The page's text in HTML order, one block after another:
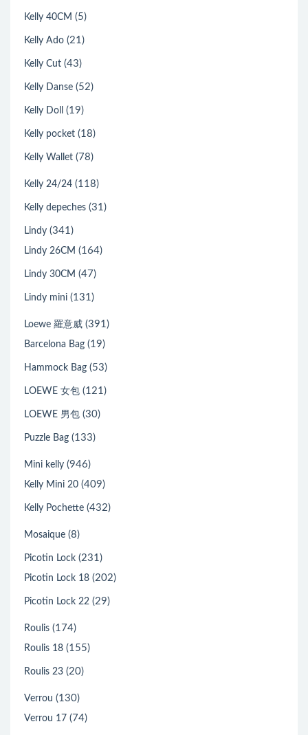
Kelly 40CM (5)
Kelly Ado (21)
Kelly Cut (43)
Kelly Danse (52)
Kelly Doll (19)
Kelly pocket (18)
Kelly Wallet (78)
Kelly 24/24 (118)
Kelly depeches (31)
Lindy (341)
Lindy 26CM (164)
Lindy 30CM (47)
Lindy mini (131)
Loewe 羅意威 (391)
Barcelona Bag (19)
Hammock Bag (53)
LOEWE 女包 (121)
LOEWE 男包 (30)
Puzzle Bag (133)
Mini kelly (946)
Kelly Mini 20 (409)
Kelly Pochette (432)
Mosaique (8)
Picotin Lock (231)
Picotin Lock 18 (202)
Picotin Lock 22 (29)
Roulis (174)
Roulis 18 (155)
Roulis 23 (20)
Verrou (130)
Verrou 17 (74)